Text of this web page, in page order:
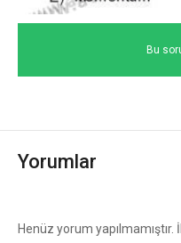
Bu
Yorumlar
Henüz yorum